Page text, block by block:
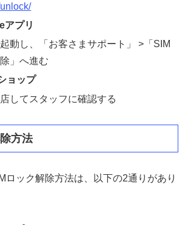
アプリ
動し、「お客さまサポート」 >「SIM
」へ進む
ョップ
してスタッフに確認する
方法
ロック解除方法は、以下の2通りがあり